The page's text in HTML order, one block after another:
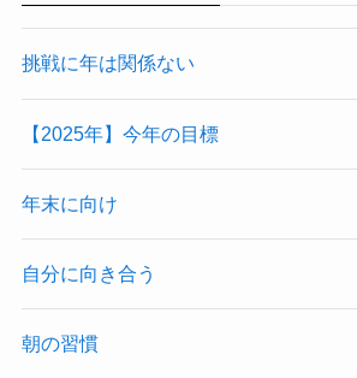
挑戦に年は関係ない
【2025年】今年の目標
年末に向け
自分に向き合う
朝の習慣